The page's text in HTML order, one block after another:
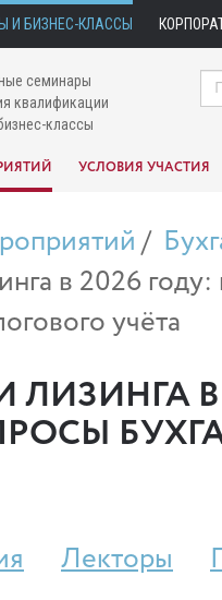
И БИЗНЕС-КЛАССЫ
семинары
квалификации
классы
УСЛОВИЯ УЧАСТИЯ
в 2026
учёта
ЛИЗИНГА
Лекторы